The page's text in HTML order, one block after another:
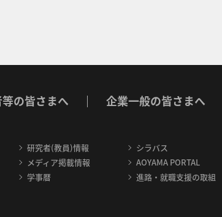
の皆さまへ 企業一般の皆さまへ
研究者(教員)情報
メディア掲載情報
学事暦
シラバス
AOYAMA PORTAL
進路・就職支援の取組